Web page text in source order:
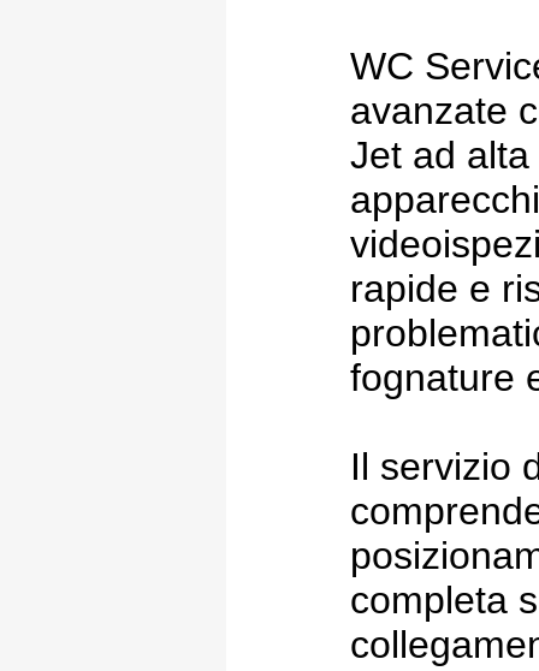
WC
avanzate
Jet ad
rapide e
fognature
Il servizio
completa